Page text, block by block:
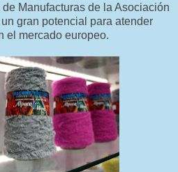
Manufacturas de la Asociación
gran potencial para atender
el mercado europeo.